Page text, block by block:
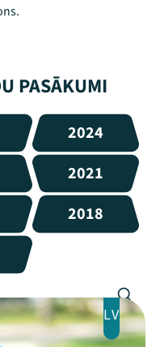
PASĀKUMI
2024
2021
2018
LV